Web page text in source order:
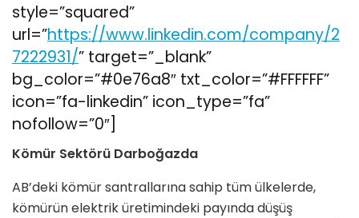
style=”squared”
url=”https://www.linkedin.com/company/2
7222931/” target=”_blank”
bg_color=”#0e76a8″ txt_color=”#FFFFFF”
icon=”fa-linkedin” icon_type=”fa”
nofollow=”0″]
Kömür Sektörü Darboğazda
AB’deki kömür santrallarına sahip tüm ülkelerde,
kömürün elektrik üretimindeki payında düşüş